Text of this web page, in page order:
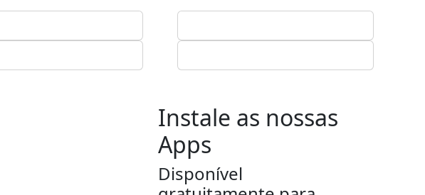
Instale as nossas
Apps
Disponível